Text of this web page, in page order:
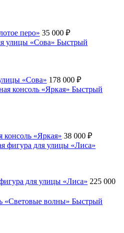
перо» 35 000 ₽
Быстрый
«Сова» 178 000 ₽
Быстрый
консоль «Яркая» 38 000 ₽
для улицы «Лиса» 225 000
Быстрый